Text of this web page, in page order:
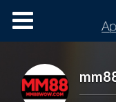
Cursos OnLine